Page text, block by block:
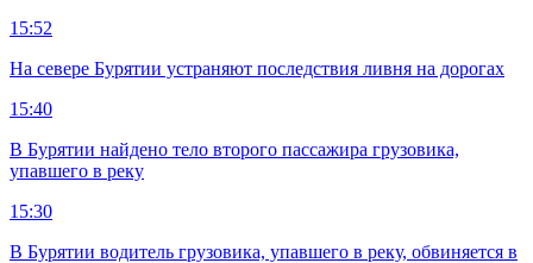
15:52
На севере Бурятии устраняют последствия ливня на дорогах
15:40
В Бурятии найдено тело второго пассажира грузовика,
упавшего в реку
15:30
В Бурятии водитель грузовика, упавшего в реку, обвиняется в